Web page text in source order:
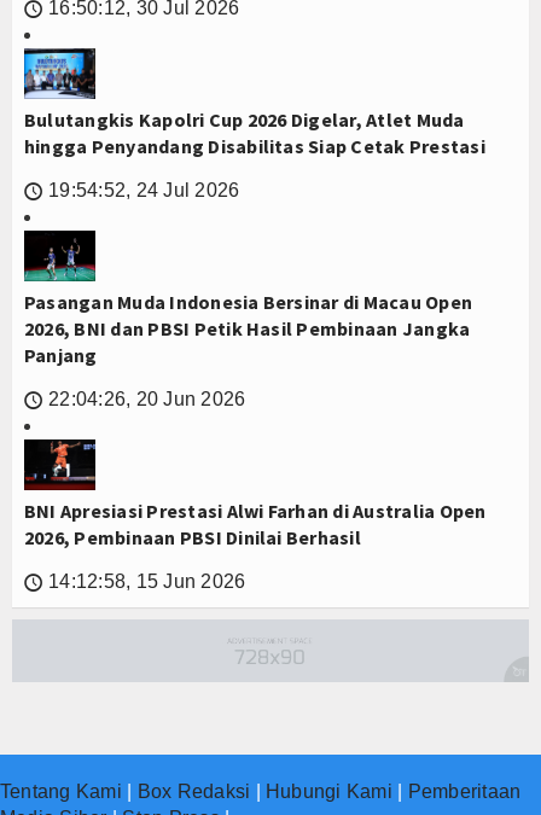
🕔 16:50:12, 30 Jul 2026
Bulutangkis Kapolri Cup 2026 Digelar, Atlet Muda
hingga Penyandang Disabilitas Siap Cetak Prestasi
🕔 19:54:52, 24 Jul 2026
Pasangan Muda Indonesia Bersinar di Macau Open
2026, BNI dan PBSI Petik Hasil Pembinaan Jangka
Panjang
🕔 22:04:26, 20 Jun 2026
BNI Apresiasi Prestasi Alwi Farhan di Australia Open
2026, Pembinaan PBSI Dinilai Berhasil
🕔 14:12:58, 15 Jun 2026
Tentang Kami Box Redaksi Hubungi Kami
Pemberitaan